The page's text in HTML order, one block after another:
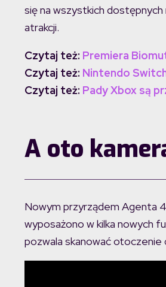
się na wszystkich dostępnych
atrakcji.
Czytaj też: Premiera
Czytaj też: Nintendo
Czytaj też: Pady Xbox są
A oto
Nowym przyrządem Agenta
wyposażono w kilka nowych
pozwala skanować otoczenie